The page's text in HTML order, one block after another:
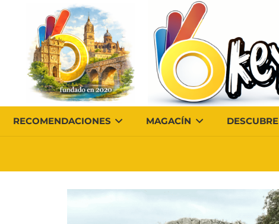
RECOMENDACIONES MAGACÍN DESCUBRE